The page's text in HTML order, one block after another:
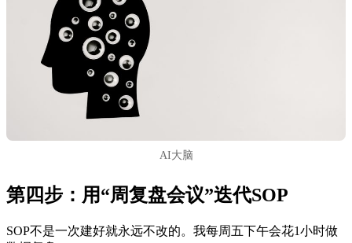
AI大脑
第四步：用“周复盘会议”迭代SOP
SOP不是一次建好就永远不改的。我每周五下午会花1小时做